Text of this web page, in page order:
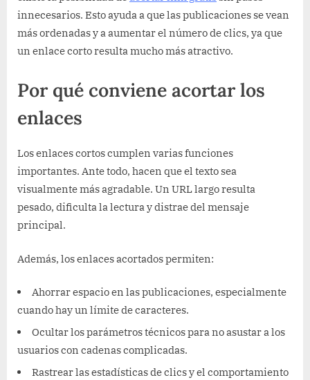
innecesarios. Esto ayuda a que las publicaciones se vean
más ordenadas y a aumentar el número de clics, ya que
un enlace corto resulta mucho más atractivo.
Por qué conviene acortar los
enlaces
Los enlaces cortos cumplen varias funciones
importantes. Ante todo, hacen que el texto sea
visualmente más agradable. Un URL largo resulta
pesado, dificulta la lectura y distrae del mensaje
principal.
Además, los enlaces acortados permiten:
Ahorrar espacio en las publicaciones, especialmente
cuando hay un límite de caracteres.
Ocultar los parámetros técnicos para no asustar a los
usuarios con cadenas complicadas.
Rastrear las estadísticas de clics y el comportamiento